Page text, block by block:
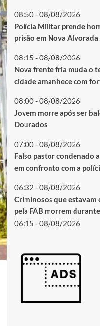
08:50 - 08/08/2026
Polícia Militar prende
prisão em Nova Alvorada
08:15 - 08/08/2026
Nova frente fria muda o
cidade amanhece com
08:00 - 08/08/2026
Jovem morre após ser
Dourados
07:00 - 08/08/2026
Falso pastor condenado
em confronto com a
06:32 - 08/08/2026
Criminosos que estavam
pela FAB morrem
06:15 - 08/08/2026